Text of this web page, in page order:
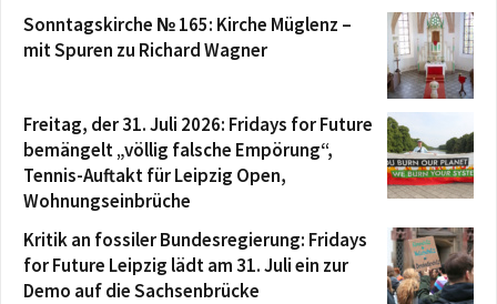
Sonntagskirche № 165: Kirche Müglenz –
mit Spuren zu Richard Wagner
Freitag, der 31. Juli 2026: Fridays for Future
bemängelt „völlig falsche Empörung“,
Tennis-Auftakt für Leipzig Open,
Wohnungseinbrüche
Kritik an fossiler Bundesregierung: Fridays
for Future Leipzig lädt am 31. Juli ein zur
Demo auf die Sachsenbrücke